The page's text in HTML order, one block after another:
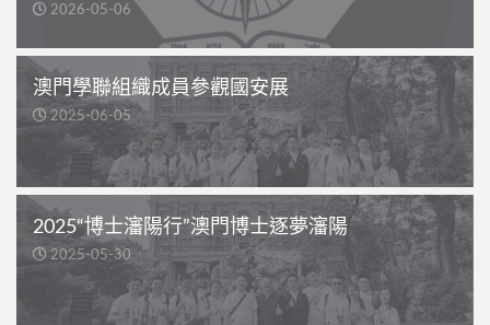
2026-05-06
澳門學聯組織成員參觀國安展
2025-06-05
2025“博士瀋陽行”澳門博士逐夢瀋陽
2025-05-30